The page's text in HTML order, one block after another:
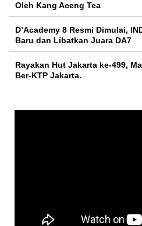
Oleh Kang Aceng Tea
D’Academy 8 Resmi Dimulai,
Baru dan Libatkan Juara DA7
Rayakan Hut Jakarta ke-499,
Ber-KTP Jakarta.